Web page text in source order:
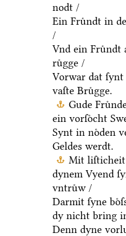
nodt /
Ein Fruͤndt in
/
Vnd ein Fruͤndt
ruͤgge /
Vorwar dat ſynt
vaſte Bruͤgge.
Gude
ein vorſoͤcht
Synt in noͤden
Geldes werdt.
Mit
dynem Vyend
vntruͤw /
Darmit ſyne
dy nicht bring
Denn dyne